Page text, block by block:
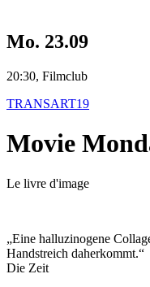
Mo. 23.09
20:30, Filmclub
TRANSART19
Movie
Le livre d'image
„Eine halluzinogene
Handstreich daherkommt.“
Die Zeit